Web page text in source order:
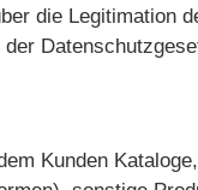
die Legitimation
Kunden